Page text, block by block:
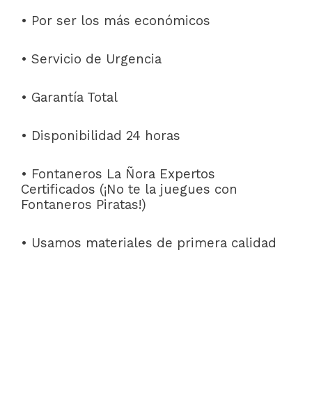
• Por ser los más económicos
• Servicio de Urgencia
• Garantía Total
• Disponibilidad 24 horas
• Fontaneros La Ñora Expertos
Certificados (¡No te la juegues con
Fontaneros Piratas!)
• Usamos materiales de primera calidad